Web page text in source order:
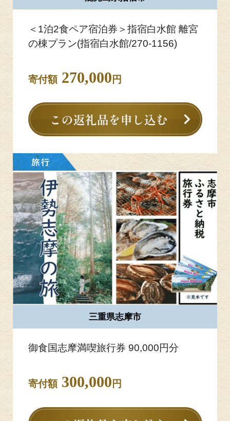
＜1泊2食ペア宿泊券＞指宿白水館 離宮
の棟プラン(指宿白水館/270-1156)
寄付額270,000 円
三重県志摩市
御食国志摩満喫旅行券 90,000円分
寄付額300,000 円